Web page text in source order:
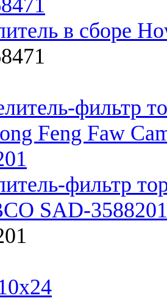
в сборе
фильтр
SAD-3588201